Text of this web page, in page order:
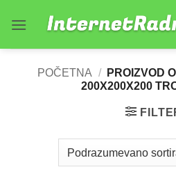
POČETNA /
PROIZVOD
200X200X200